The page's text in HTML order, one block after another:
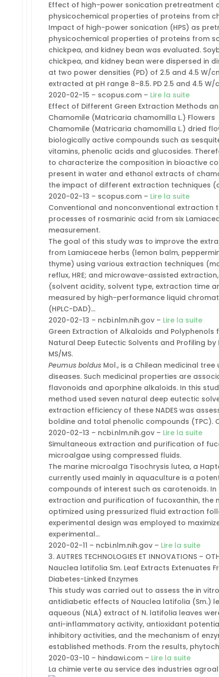
Effect of high-power sonication pretreatment
physicochemical properties of proteins from
Impact of high-power sonication (HPS) as
physicochemical properties of proteins from
chickpea, and kidney bean was evaluated.
chickpea, and kidney bean were dispersed in
at two power densities (PD) of 2.5 and 4.5 W/
extracted at pH range 8–8.5. PD 2.5 and 4.5
2020-02-15 – scopus.com – Lire la suite
Effect of Different Green Extraction Methods
Chamomile (Matricaria chamomilla L.) Flowers
Chamomile (Matricaria chamomilla L.) dried
biologically active compounds such as
vitamins, phenolic acids and glucosides.
to characterize the composition in bioactive
present in water and ethanol extracts of
the impact of different extraction techniques
2020-02-13 – scopus.com – Lire la suite
Conventional and nonconventional extraction
processes of rosmarinic acid from six
measurement.
The goal of this study was to improve the
from Lamiaceae herbs (lemon balm,
thyme) using various extraction techniques
reflux, HRE; and microwave-assisted
(solvent acidity, solvent type, extraction time
measured by high-performance liquid
(HPLC-DAD)…
2020-02-13 – ncbi.nlm.nih.gov – Lire la suite
Green Extraction of Alkaloids and Polyphenols
Natural Deep Eutectic Solvents and Profiling by
MS/MS.
Peumus boldusMol., is a Chilean medicinal
diseases. Such medicinal properties are
flavonoids and aporphine alkaloids. In this
method used seven natural deep eutectic
extraction efficiency of these NADES was
boldine and total phenolic compounds (TPC).
2020-02-13 – ncbi.nlm.nih.gov – Lire la suite
Simultaneous extraction and purification of
microalgae using compressed fluids.
The marine microalga Tisochrysis lutea, a
currently used mainly in aquaculture is a
compounds of interest such as carotenoids.
extraction and purification of fucoxanthin, the
optimized using pressurized fluid extraction
experimental design was employed to
experimental…
2020-02-11 – ncbi.nlm.nih.gov – Lire la suite
3. AUTRES TECHNOLOGIES ET INNOVATIONS –
Nauclea latifolia Sm. Leaf Extracts Extenuates
Diabetes-Linked Enzymes
This study was carried out to assess the in
antidiabetic effects of Nauclea latifolia (Sm.)
aqueous (NLA) extract of N. latifolia leaves
anti-inflammatory activity, antioxidant
inhibitory activities, and the mechanism of
established methods. From the results,
2020-03-10 – hindawi.com – Lire la suite
La chimie verte au service des industries